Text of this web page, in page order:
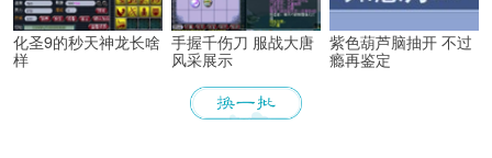
化圣9的秒天神龙长啥
样
手握千伤刀 服战大唐
风采展示
紫色葫芦脑抽开 不过
瘾再鉴定